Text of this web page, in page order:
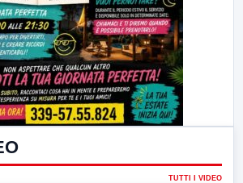
TUTTI I VIDEO